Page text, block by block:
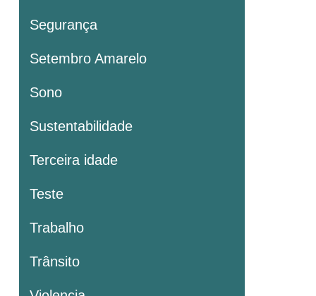
Segurança
Setembro Amarelo
Sono
Sustentabilidade
Terceira idade
Teste
Trabalho
Trânsito